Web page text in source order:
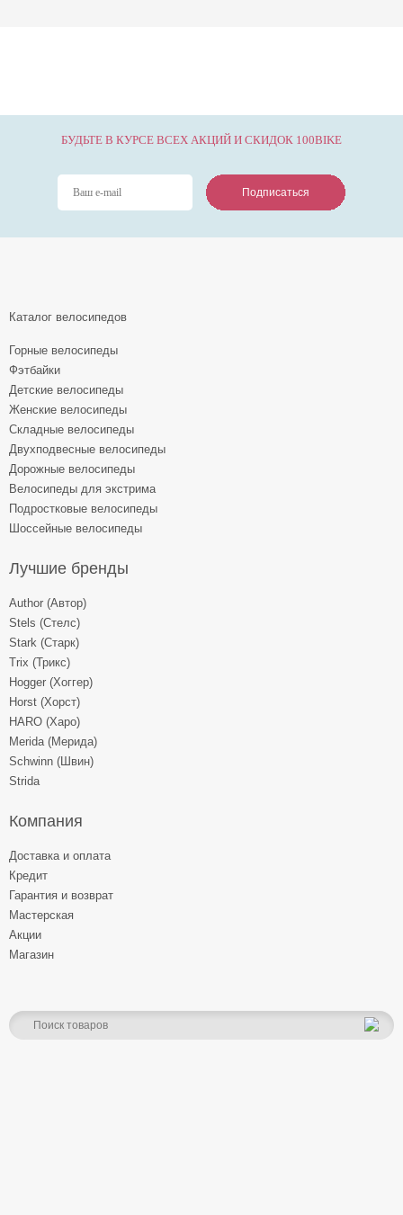
БУДЬТЕ В КУРСЕ ВСЕХ АКЦИЙ И СКИДОК 100BIKE
Подписаться
Подписаться
Подписаться
Каталог велосипедов
Горные велосипеды
Фэтбайки
Детские велосипеды
Женские велосипеды
Складные велосипеды
Двухподвесные велосипеды
Дорожные велосипеды
Велосипеды для экстрима
Подростковые велосипеды
Шоссейные велосипеды
Лучшие бренды
Author (Автор)
Stels (Стелс)
Stark (Старк)
Trix (Трикс)
Hogger (Хоггер)
Horst (Хорст)
HARO (Харо)
Merida (Мерида)
Schwinn (Швин)
Strida
Компания
Доставка и оплата
Кредит
Гарантия и возврат
Мастерская
Акции
Магазин